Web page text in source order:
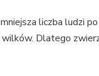
liczba ludzi
Dlatego